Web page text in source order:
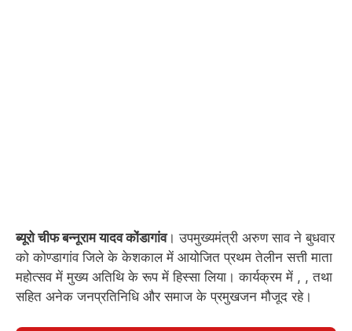
ब्यूरो चीफ बन्नूराम यादव कोंडागांव। उपमुख्यमंत्री अरुण साव ने बुधवार
को कोण्डागांव जिले के केशकाल में आयोजित प्रथम तेलीन सत्ती माता
महोत्सव में मुख्य अतिथि के रूप में हिस्सा लिया। कार्यक्रम में , , तथा
सहित अनेक जनप्रतिनिधि और समाज के प्रमुखजन मौजूद रहे।